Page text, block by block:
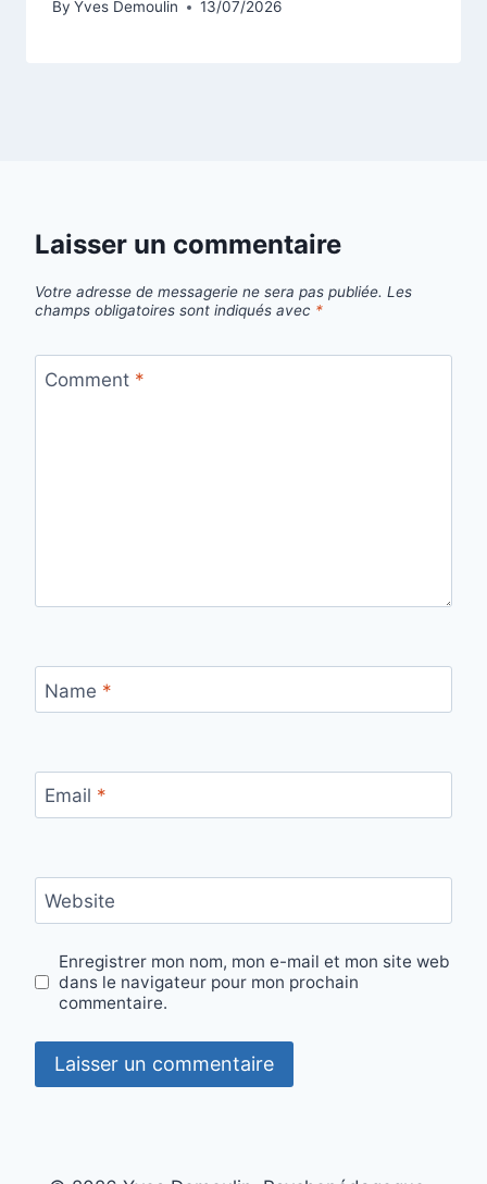
By Yves Demoulin 13/07/2026
Laisser un commentaire
Votre adresse de messagerie ne sera pas publiée. Les
champs obligatoires sont indiqués avec *
Comment *
Name *
Email *
Website
Enregistrer mon nom, mon e-mail et mon site web
dans le navigateur pour mon prochain
commentaire.